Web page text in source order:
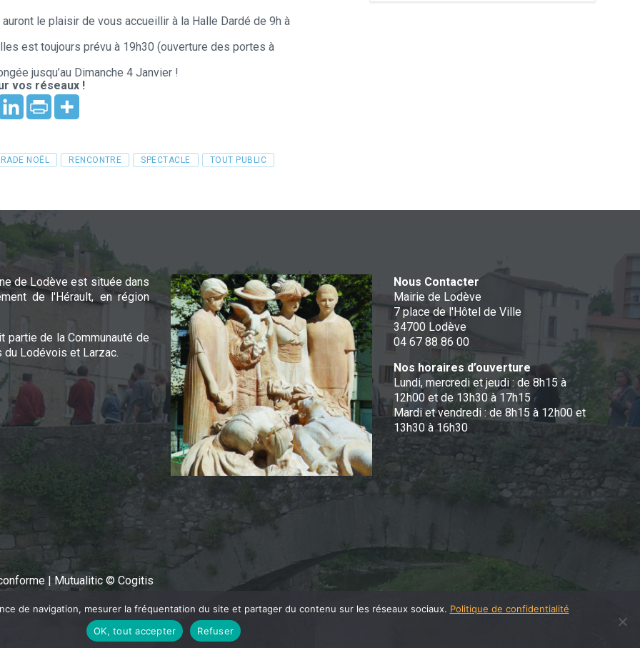
le plaisir de vous accueillir à la Halle Dardé de 9h à
est toujours prévu à 19h30 (ouverture des portes à
jusqu’au Dimanche 4 Janvier !
vos réseaux !
NOËL RENCONTRE SPECTACLE
TOUT PUBLIC
de Lodève est située dans
de l'Hérault, en région
partie de la Communauté de
du Lodévois et Larzac.
Nous Contacter
Mairie de Lodève
7 place de l'Hôtel de Ville
34700 Lodève
04 67 88 86 00
Nos horaires d’ouverture
Lundi, mercredi et jeudi : de 8h15 à
12h00 et de 13h30 à 17h15
Mardi et vendredi : de 8h15 à 12h00 et
13h30 à 16h30
Mutualitic © Cogitis
de navigation, mesurer la fréquentation du site et partager du contenu sur les réseaux sociaux. Politique de confidentialité
OK, tout accepter
Refuser